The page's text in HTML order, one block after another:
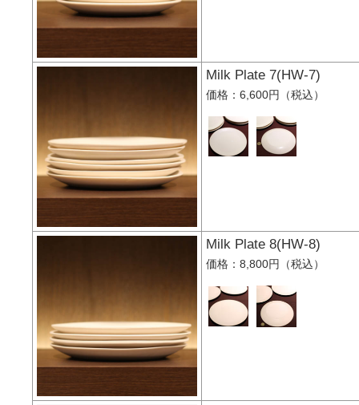
Milk Plate 7(HW-
価格：6,600円（税込）
Milk Plate 8(HW-
価格：8,800円（税込）